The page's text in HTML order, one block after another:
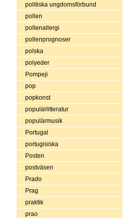
politiska ungdomsförbund
pollen
pollenallergi
pollenprognoser
polska
polyeder
Pompeji
pop
popkonst
populärlitteratur
populärmusik
Portugal
portugisiska
Posten
postväsen
Prado
Prag
praktik
prao